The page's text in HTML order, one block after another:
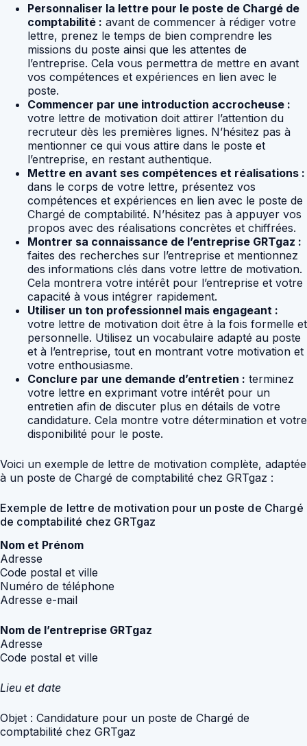
Personnaliser la lettre pour le poste de Chargé de
comptabilité : avant de commencer à rédiger votre
lettre, prenez le temps de bien comprendre les
missions du poste ainsi que les attentes de
l’entreprise. Cela vous permettra de mettre en avant
vos compétences et expériences en lien avec le
poste.
Commencer par une introduction accrocheuse :
votre lettre de motivation doit attirer l’attention du
recruteur dès les premières lignes. N’hésitez pas à
mentionner ce qui vous attire dans le poste et
l’entreprise, en restant authentique.
Mettre en avant ses compétences et réalisations :
dans le corps de votre lettre, présentez vos
compétences et expériences en lien avec le poste de
Chargé de comptabilité. N’hésitez pas à appuyer vos
propos avec des réalisations concrètes et chiffrées.
Montrer sa connaissance de l’entreprise GRTgaz :
faites des recherches sur l’entreprise et mentionnez
des informations clés dans votre lettre de motivation.
Cela montrera votre intérêt pour l’entreprise et votre
capacité à vous intégrer rapidement.
Utiliser un ton professionnel mais engageant :
votre lettre de motivation doit être à la fois formelle et
personnelle. Utilisez un vocabulaire adapté au poste
et à l’entreprise, tout en montrant votre motivation et
votre enthousiasme.
Conclure par une demande d’entretien : terminez
votre lettre en exprimant votre intérêt pour un
entretien afin de discuter plus en détails de votre
candidature. Cela montre votre détermination et votre
disponibilité pour le poste.
Voici un exemple de lettre de motivation complète, adaptée
à un poste de Chargé de comptabilité chez GRTgaz :
Exemple de lettre de motivation pour un poste de Chargé
de comptabilité chez GRTgaz
Nom et Prénom
Adresse
Code postal et ville
Numéro de téléphone
Adresse e-mail
Nom de l’entreprise GRTgaz
Adresse
Code postal et ville
Lieu et date
Objet : Candidature pour un poste de Chargé de
comptabilité chez GRTgaz